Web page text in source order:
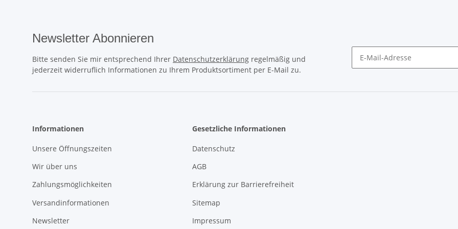
Newsletter Abonnieren
Bitte senden Sie mir entsprechend Ihrer Datenschutzerklärung regelmäßig und
jederzeit widerruflich Informationen zu Ihrem Produktsortiment per E-Mail zu.
Informationen
Unsere Öffnungszeiten
Wir über uns
Zahlungsmöglichkeiten
Versandinformationen
Newsletter
Gesetzliche Informationen
Datenschutz
AGB
Erklärung zur Barrierefreiheit
Sitemap
Impressum